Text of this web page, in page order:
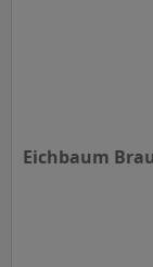
Eichbaum